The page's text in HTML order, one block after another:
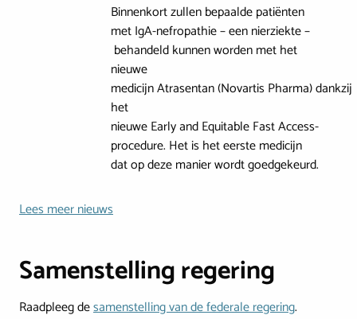
Binnenkort zullen bepaalde patiënten
met IgA-nefropathie – een nierziekte –
behandeld kunnen worden met het
nieuwe
medicijn Atrasentan (Novartis Pharma) dankzij
het
nieuwe Early and Equitable Fast Access-
procedure. Het is het eerste medicijn
dat op deze manier wordt goedgekeurd.
Lees meer nieuws
Samenstelling regering
Raadpleeg desamenstelling van de federale regering.